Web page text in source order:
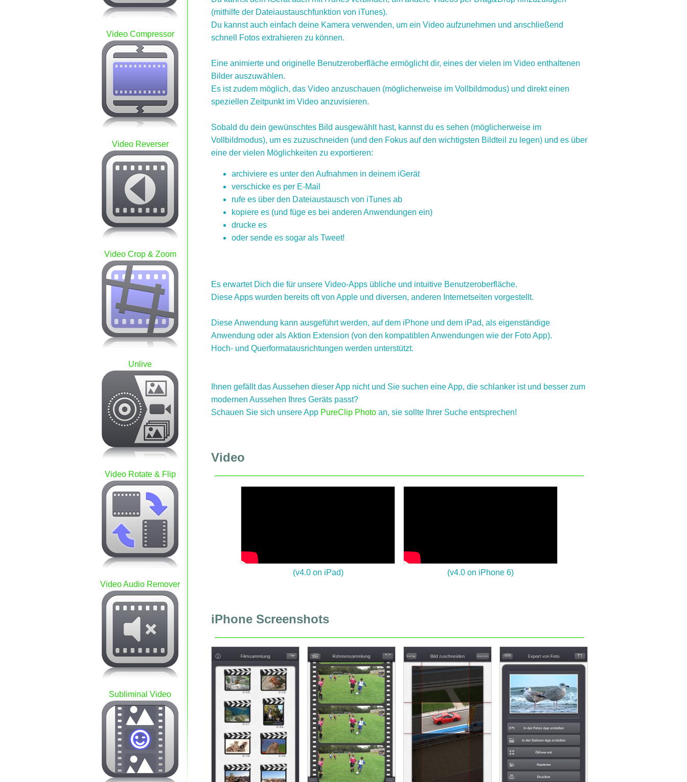
Video Compressor
Video Reverser
Video Crop & Zoom
Unlive
Video Rotate & Flip
Video Audio Remover
Subliminal Video
(mithilfe der Dateiaustauschfunktion von iTunes).
Du kannst auch einfach deine Kamera verwenden, um ein Video aufzunehmen und anschließend
schnell Fotos extrahieren zu können.
Eine animierte und originelle Benutzeroberfläche ermöglicht dir, eines der vielen im Video enthaltenen
Bilder auszuwählen.
Es ist zudem möglich, das Video anzuschauen (möglicherweise im Vollbildmodus) und direkt einen
speziellen Zeitpunkt im Video anzuvisieren.
Sobald du dein gewünschtes Bild ausgewählt hast, kannst du es sehen (möglicherweise im
Vollbildmodus), um es zuzuschneiden (und den Fokus auf den wichtigsten Bildteil zu legen) und es über
eine der vielen Möglichkeiten zu exportieren:
archiviere es unter den Aufnahmen in deinem iGerät
verschicke es per E-Mail
rufe es über den Dateiaustausch von iTunes ab
kopiere es (und füge es bei anderen Anwendungen ein)
drucke es
oder sende es sogar als Tweet!
Es erwartet Dich die für unsere Video-Apps übliche und intuitive Benutzeroberfläche.
Diese Apps wurden bereits oft von Apple und diversen, anderen Internetseiten vorgestellt.
Diese Anwendung kann ausgeführt werden, auf dem iPhone und dem iPad, als eigenständige
Anwendung oder als Aktion Extension (von den kompatiblen Anwendungen wie der Foto App).
Hoch- und Querformatausrichtungen werden unterstützt.
Ihnen gefällt das Aussehen dieser App nicht und Sie suchen eine App, die schlanker ist und besser zum
modernen Aussehen Ihres Geräts passt?
Schauen Sie sich unsere App PureClip Photoan, sie sollte Ihrer Suche entsprechen!
Video
(v4.0 on iPad) (v4.0 on iPhone 6)
iPhone Screenshots